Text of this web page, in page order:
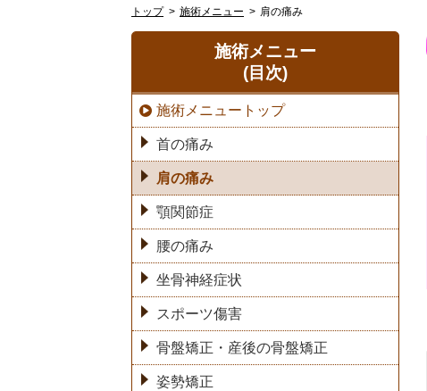
トップ
施術メニュー 肩の痛み
施術メニュー
(目次)
施術メニュートップ
首の痛み
肩の痛み
顎関節症
腰の痛み
坐骨神経症状
スポーツ傷害
骨盤矯正・産後の骨盤矯正
姿勢矯正